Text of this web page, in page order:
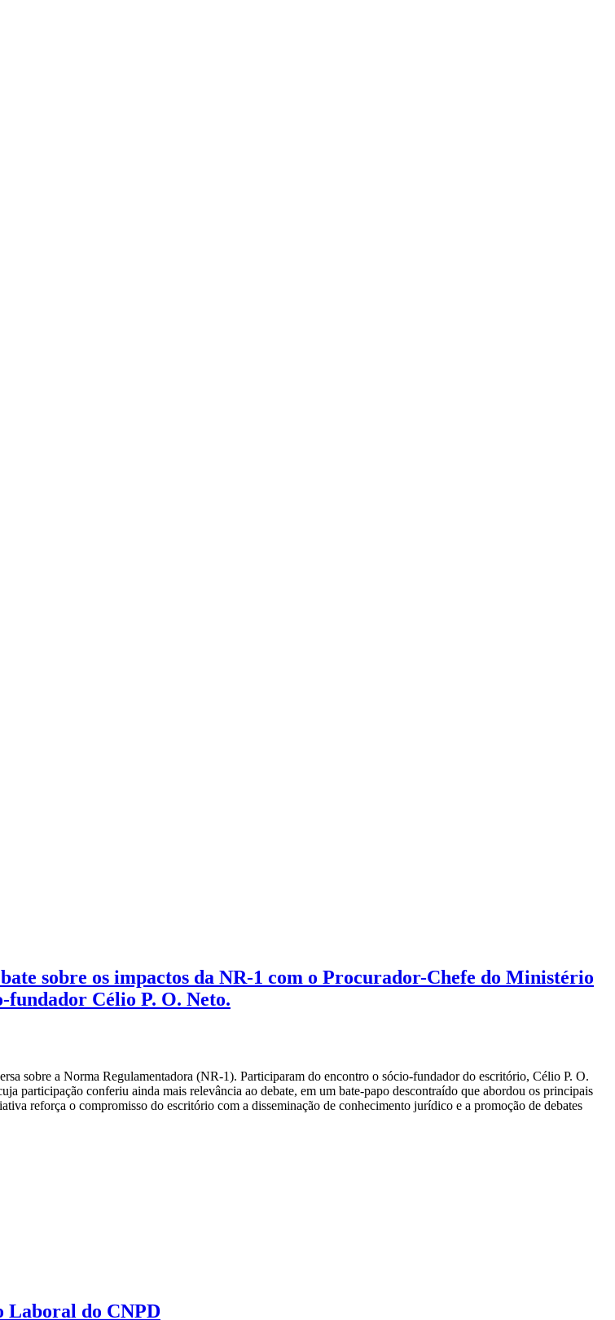
sobre os impactos da NR-1 com o Procurador-Chefe do Ministério
fundador Célio P. O. Neto.
sobre a Norma Regulamentadora (NR-1). Participaram do encontro o sócio-fundador do escritório, Célio P. O.
participação conferiu ainda mais relevância ao debate, em um bate-papo descontraído que abordou os principais
reforça o compromisso do escritório com a disseminação de conhecimento jurídico e a promoção de debates
Laboral do CNPD